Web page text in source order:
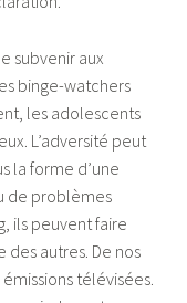
subvenir aux
binge-watchers
les adolescents
L’adversité peut
la forme d’une
de problèmes
ils peuvent faire
autres. De nos
télévisées.